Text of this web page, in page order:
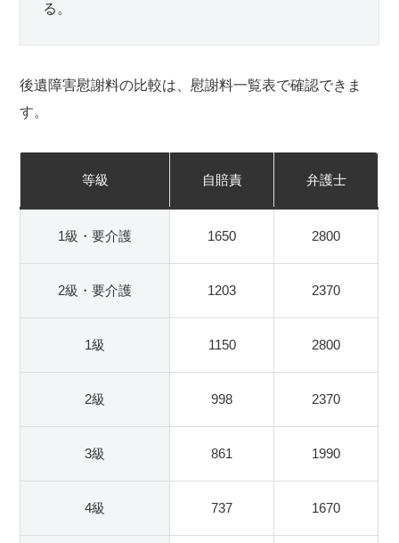
る。
後遺障害慰謝料の比較は、慰謝料一覧表で確認できま
す。
等級 自賠責 弁護士
1級・要介護 1650 2800
2級・要介護 1203 2370
1級 1150 2800
2級 998 2370
3級 861 1990
4級 737 1670